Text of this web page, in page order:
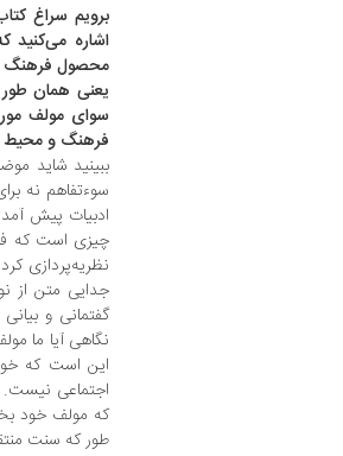
برویم سراغ
اشاره می‌کنید
محصول فرهنگ
یعنی همان طور
سوای مولف
فرهنگ و محیط
ببینید شاید
سوءتفاهم نه
ادبیات پیش
چیزی است که
نظریه‌پردازی
جدایی متن از
گفتمانی و
نگاهی آیا ما
این است که
اجتماعی نیست.
که مولف خود
طور که سنت